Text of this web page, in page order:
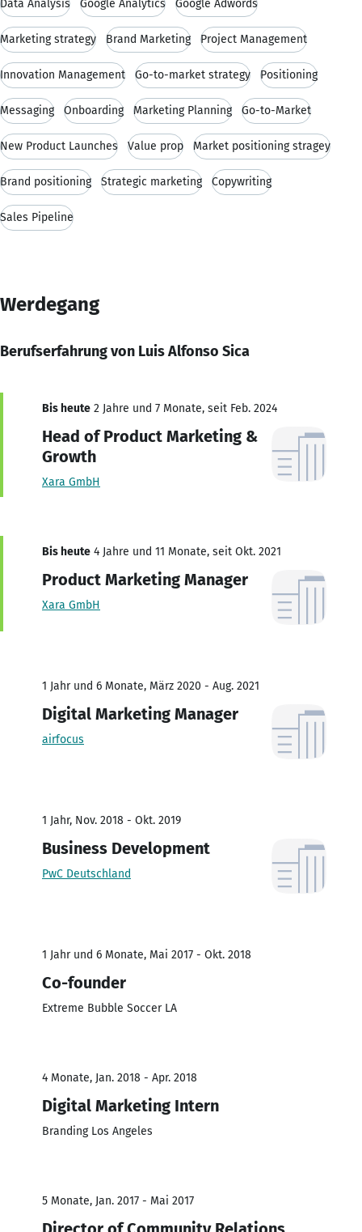
Data Analysis Google Analytics Google Adwords
Marketing strategy Brand Marketing Project Management
Innovation Management Go-to-market strategy Positioning
Messaging Onboarding Marketing Planning Go-to-Market
New Product Launches Value prop Market positioning stragey
Brand positioning Strategic marketing Copywriting
Sales Pipeline
Werdegang
Berufserfahrung von Luis Alfonso Sica
Bis heute 2 Jahre und 7 Monate, seit Feb. 2024
Head of Product Marketing &
Growth
Xara GmbH
Bis heute 4 Jahre und 11 Monate, seit Okt. 2021
Product Marketing Manager
Xara GmbH
1 Jahr und 6 Monate, März 2020 - Aug. 2021
Digital Marketing Manager
airfocus
1 Jahr, Nov. 2018 - Okt. 2019
Business Development
PwC Deutschland
1 Jahr und 6 Monate, Mai 2017 - Okt. 2018
Co-founder
Extreme Bubble Soccer LA
4 Monate, Jan. 2018 - Apr. 2018
Digital Marketing Intern
Branding Los Angeles
5 Monate, Jan. 2017 - Mai 2017